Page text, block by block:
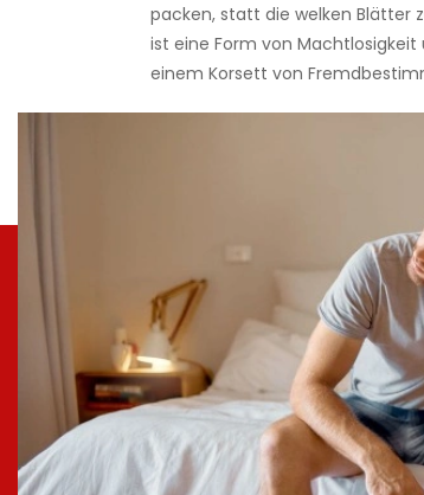
packen, statt die welken Blätter
ist eine Form von
einem Korsett von